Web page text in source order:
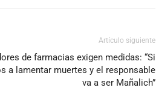
Artículo siguiente
de farmacias exigen medidas: “Si
a lamentar muertes y el responsable
va a ser Mañalich”